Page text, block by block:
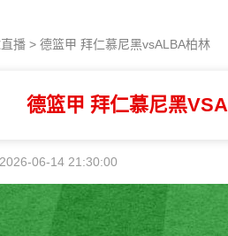
播 > 德篮甲 拜仁慕尼黑vsALBA柏林
德篮甲 拜仁慕尼黑
06-14 21:30:00